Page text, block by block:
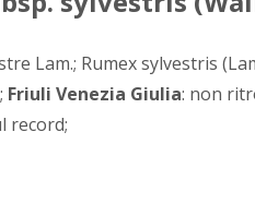
Lam.; Rumex sylvestris
; Friuli Venezia Giulia: non
record;